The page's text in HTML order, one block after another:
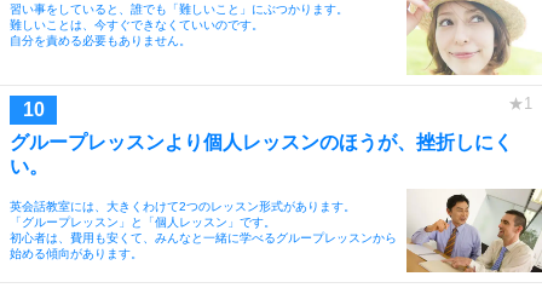
習い事をしていると、誰でも「難しいこと」にぶつかります。
難しいことは、今すぐできなくていいのです。
自分を責める必要もありません。
グループレッスンより個人レッスンのほうが、挫折しにく
い。
英会話教室には、大きくわけて2つのレッスン形式があります。
「グループレッスン」と「個人レッスン」です。
初心者は、費用も安くて、みんなと一緒に学べるグループレッスンから
始める傾向があります。